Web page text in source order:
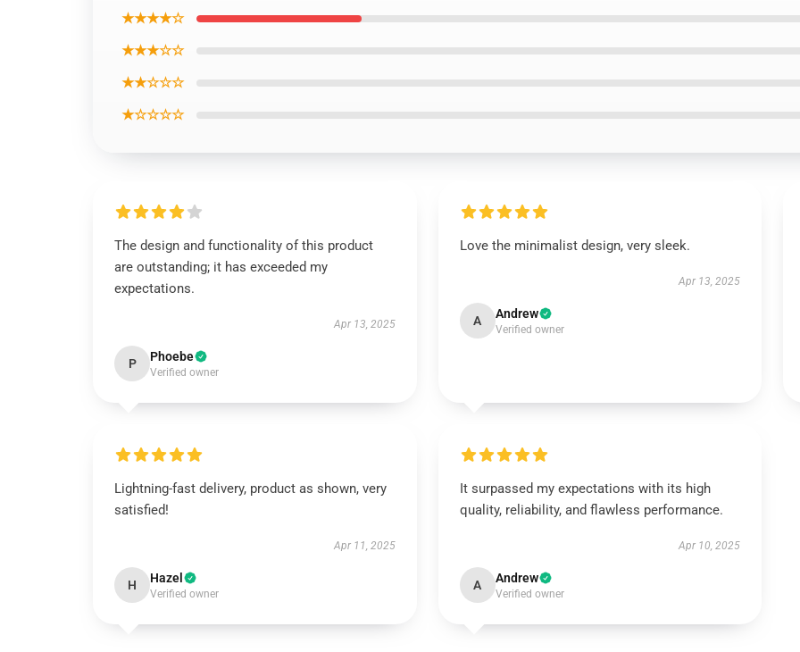
★★★★☆
★★★☆☆
★★☆☆☆
★☆☆☆☆
The design and functionality of this product
are outstanding; it has exceeded my
expectations.
Apr 13, 2025
P Phoebe
Verified owner
Love the minimalist design, very sleek.
Apr 13, 2025
A Andrew
Verified owner
Lightning-fast delivery, product as shown, very
satisfied!
Apr 11, 2025
H Hazel
Verified owner
It surpassed my expectations with its high
quality, reliability, and flawless performance.
Apr 10, 2025
A Andrew
Verified owner